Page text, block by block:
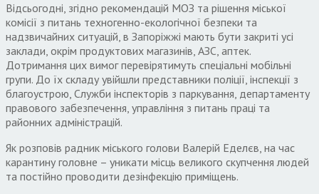
Відсьогодні, згідно рекомендацій МОЗ та рішення міської
комісії з питань техногенно-екологічної безпеки та
надзвичайних ситуацій, в Запоріжжі мають бути закриті усі
заклади, окрім продуктових магазинів, АЗС, аптек.
Дотримання цих вимог перевірятимуть спеціальні мобільні
групи. До їх складу увійшли представники поліції, інспекції з
благоустрою, Служби інспекторів з паркування, департаменту
правового забезпечення, управління з питань праці та
районних адміністрацій.
Як розповів радник міського голови Валерій Еделєв, на час
карантину головне – уникати місць великого скупчення людей
та постійно проводити дезінфекцію приміщень.